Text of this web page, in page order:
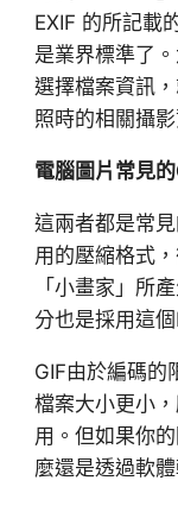
EXIF 的所記載
是業界標準了
選擇檔案資訊
照時的相關攝
電腦圖片常見
這兩者都是常
用的壓縮格式
「小畫家」所
分也是採用這
GIF由於編碼的
檔案大小更小
用。但如果你
麼還是透過軟